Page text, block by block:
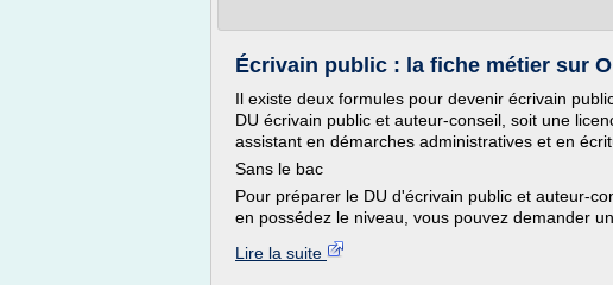
Écrivain public : la fiche métier sur
Il existe deux formules pour devenir écrivain
DU écrivain public et auteur-conseil, soit une
assistant en démarches administratives et en
Sans le bac
Pour préparer le DU d'écrivain public et auteur-
en possédez le niveau, vous pouvez demander
Lire la suite